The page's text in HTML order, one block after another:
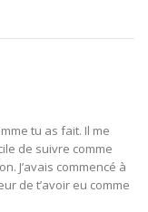
tu as fait. Il me
de suivre comme
J’avais commencé à
de t’avoir eu comme